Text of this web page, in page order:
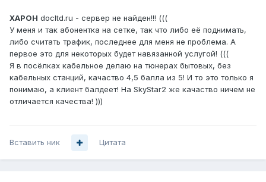
XAPOH docltd.ru - сервер не найден!!! (((
У меня и так абонентка на сетке, так что либо её поднимать,
либо считать трафик, последнее для меня не проблема. А
первое это для некоторых будет навязанной услугой! (((
Я в посёлках кабельное делаю на тюнерах бытовых, без
кабельных станций, качаство 4,5 балла из 5! И то это только я
понимаю, а клиент балдеет! На SkyStar2 же качаство ничем не
отличается качества! )))
Вставить ник Цитата